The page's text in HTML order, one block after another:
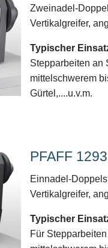
Zweinadel-
Vertikalgreifer,
Typischer
Stepparbeiten an
mittelschwerem
Gürtel,....u.v.m.
PFAFF 1293
Einnadel-
Vertikalgreifer,
Typischer
Für